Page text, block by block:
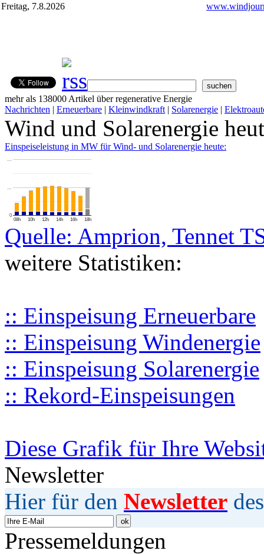
Freitag, 7.8.2026
mehr als 138000 Artikel über regenerative Energie
Nachrichten | Erneuerbare | Kleinwindkraft | Solarenergie |
Wind und Solarenergie
Einspeiseleistung in MW für Wind- und Solarenergie heute:
08h 10h 12h 14h 16h 18h
0
…
…
Quelle: Amprion, Tennet
weitere Statistiken:
:: Einspeisung Erneuerbare
:: Einspeisung Windenergie
:: Einspeisung Solarenergie
:: Rekord-Einspeisungen
Diese Grafik für Ihre
Newsletter
Hier für den Newsletter
Pressemeldungen